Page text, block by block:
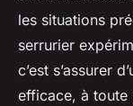
les situations
serrurier
c’est s’assurer
efficace, à toute